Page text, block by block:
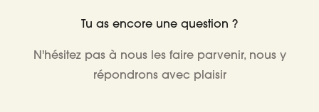
Tu as encore une question ?
N'hésitez pas à nous les faire parvenir, nous y
répondrons avec plaisir